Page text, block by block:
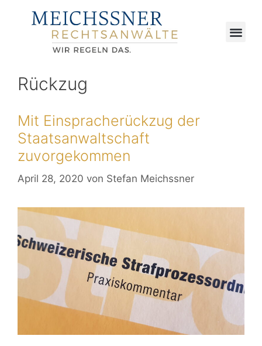
Rückzug
Mit Einspracherückzug der
Staatsanwaltschaft
zuvorgekommen
April 28, 2020 von Stefan Meichssner